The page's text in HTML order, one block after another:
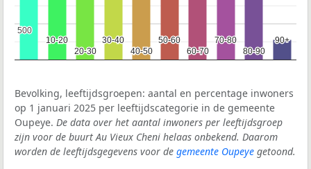
10-20
10-20
20-30
20-30
30-40
30-40
40-50
40-50
50-60
50-60
60-70
60-70
70-80
70-80
80-90
80-90
90+
90+
500
500
Bevolking, leeftijdsgroepen: aantal en percentage inwoners
op 1 januari 2025 per leeftijdscategorie in de gemeente
Oupeye. De data over het aantal inwoners per leeftijdsgroep
zijn voor de buurt Au Vieux Cheni helaas onbekend. Daarom
worden de leeftijdsgegevens voor de gemeente Oupeye getoond.